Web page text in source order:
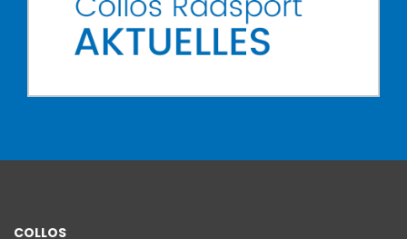
COLLOS